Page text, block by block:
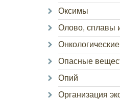
Оксимы
Олово, сплавы
Опасные
Опий
Организация